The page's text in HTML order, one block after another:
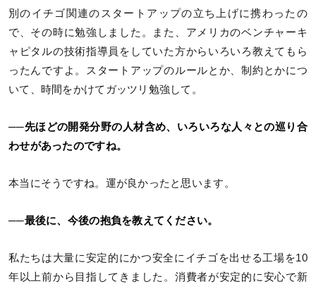
別のイチゴ関連のスタートアップの立ち上げに携わったの
で、その時に勉強しました。また、アメリカのベンチャーキ
ャピタルの技術指導員をしていた方からいろいろ教えてもら
ったんですよ。スタートアップのルールとか、制約とかにつ
いて、時間をかけてガッツリ勉強して。
──先ほどの開発分野の人材含め、いろいろな人々との巡り合
わせがあったのですね。
本当にそうですね。運が良かったと思います。
──最後に、今後の抱負を教えてください。
私たちは大量に安定的にかつ安全にイチゴを出せる工場を10
年以上前から目指してきました。消費者が安定的に安心で新